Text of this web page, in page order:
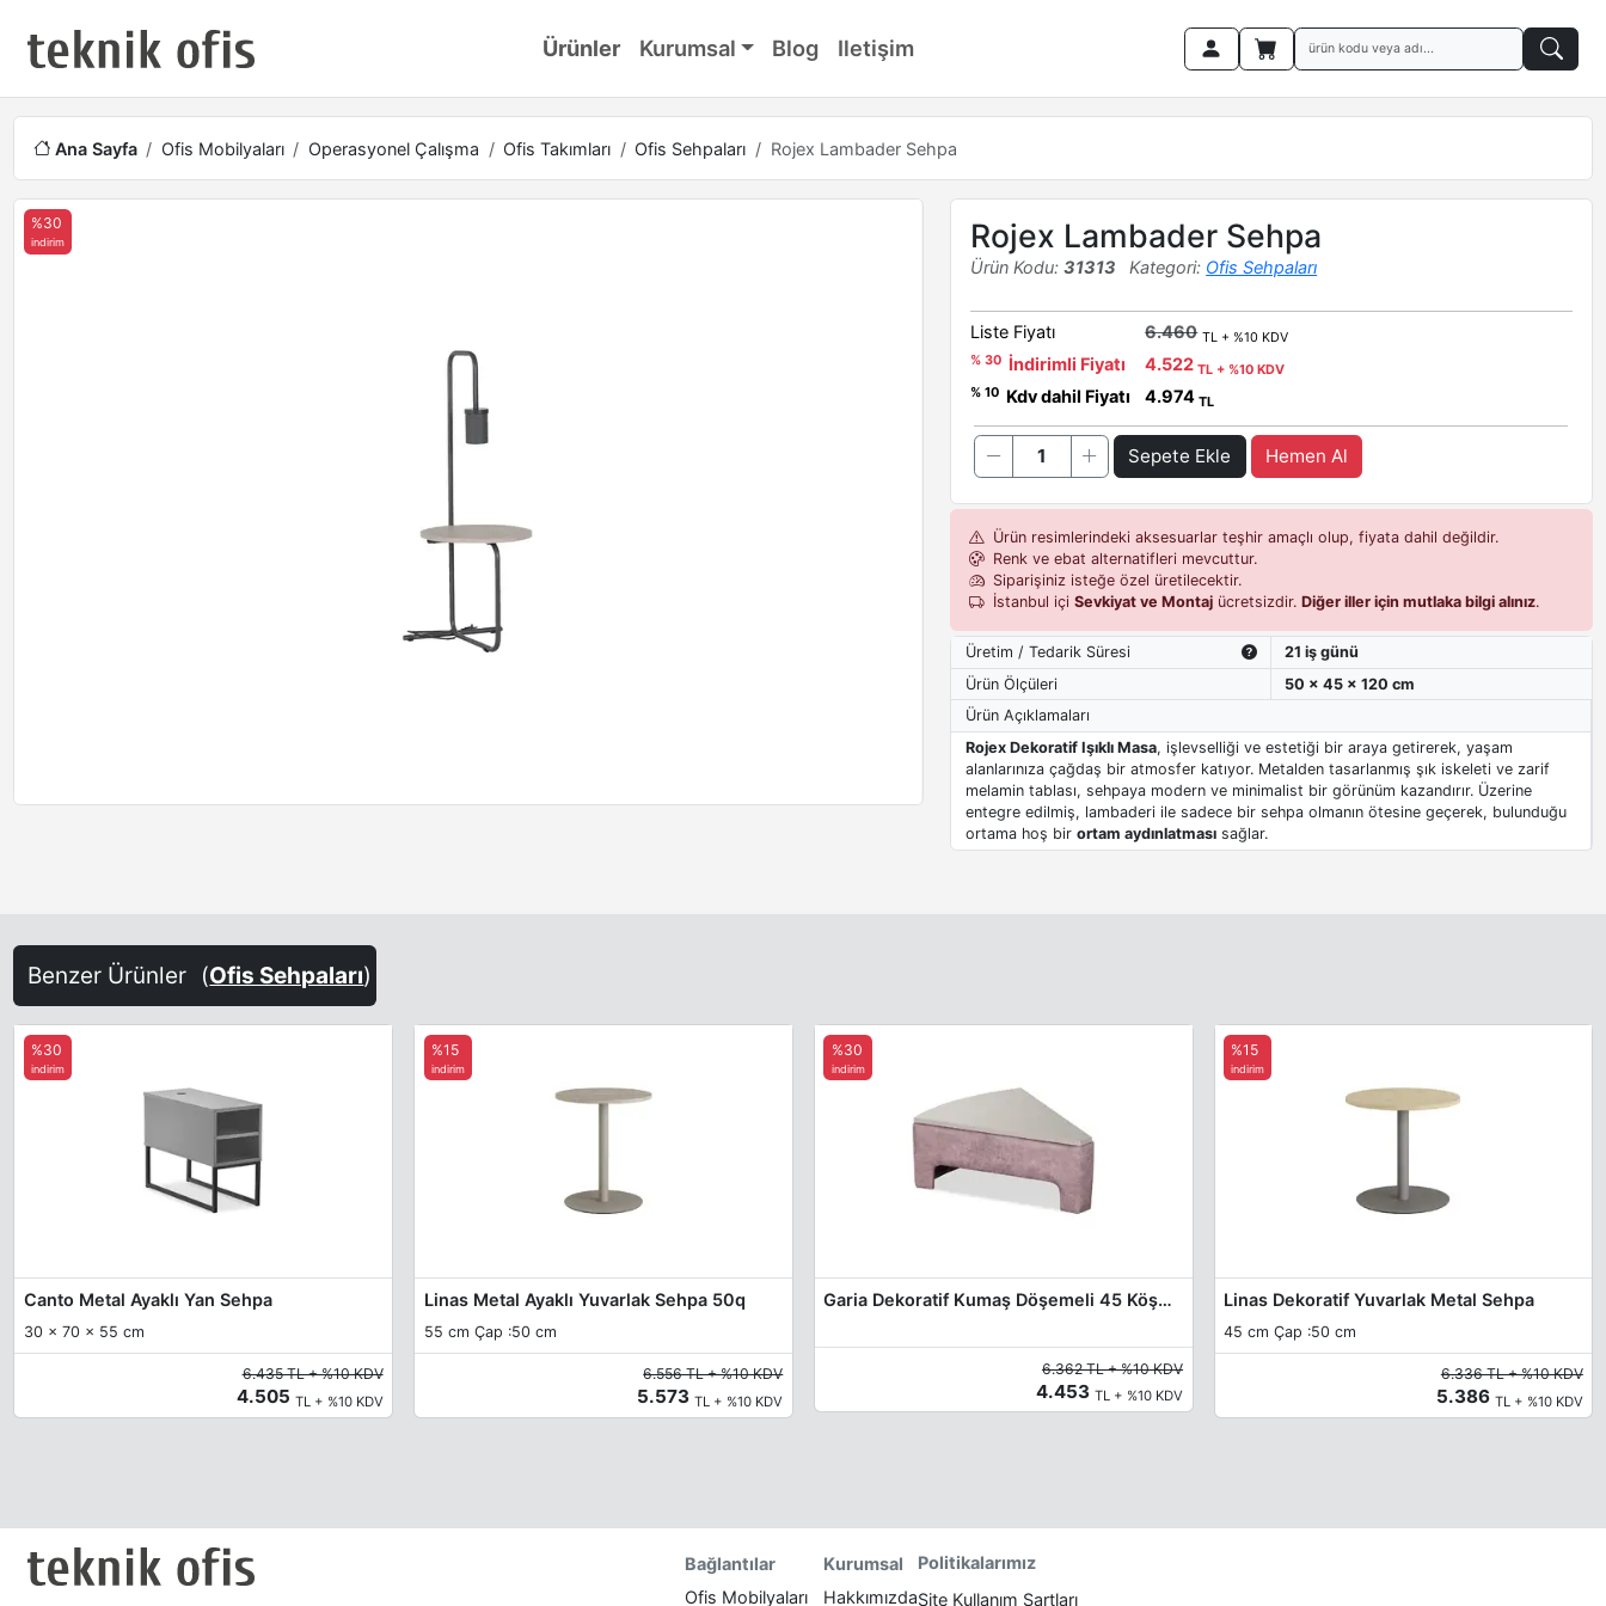
Ürünler Kurumsal Blog Iletişim
Ana Sayfa Ofis Mobilyaları Operasyonel Çalışma Ofis Takımları Ofis Sehpaları Rojex Lambader Sehpa
%30
indirim Rojex Lambader Sehpa
Ürün Kodu: 31313 Kategori: Ofis Sehpaları
Liste Fiyatı 6.460 TL + %10 KDV
% 30 İndirimli Fiyatı 4.522TL + %10 KDV
% 10 Kdv dahil Fiyatı 4.974TL
Sepete Ekle Hemen Al
Ürün resimlerindeki aksesuarlar teşhir amaçlı olup, fiyata dahil değildir.
Renk ve ebat alternatifleri mevcuttur.
Siparişiniz isteğe özel üretilecektir.
İstanbul içiSevkiyat ve Montaj ücretsizdir.Diğer iller için mutlaka bilgi alınız.
Üretim / Tedarik Süresi
21 iş günü
Ürün Ölçüleri
50 x 45 x 120 cm
Ürün Açıklamaları
Rojex Dekoratif Işıklı Masa, işlevselliği ve estetiği bir araya getirerek, yaşam
alanlarınıza çağdaş bir atmosfer katıyor. Metalden tasarlanmış şık iskeleti ve zarif
melamin tablası, sehpaya modern ve minimalist bir görünüm kazandırır. Üzerine
entegre edilmiş, lambaderi ile sadece bir sehpa olmanın ötesine geçerek, bulunduğu
ortama hoş bir ortam aydınlatmasısağlar.
Benzer Ürünler (Ofis Sehpaları)
Canto Metal Ayaklı Yan Sehpa
30 x 70 x 55 cm
%30
indirim
6.435 TL + %10 KDV
4.505 TL + %10 KDV
Linas Metal Ayaklı Yuvarlak Sehpa 50q
55 cm Çap :50 cm
%15
indirim
6.556 TL + %10 KDV
5.573TL + %10 KDV
Garia Dekoratif Kumaş Döşemeli 45 Köşe Sehpa
%30
indirim
6.362 TL + %10 KDV
4.453TL + %10 KDV
Linas Dekoratif Yuvarlak Metal Sehpa
45 cm Çap :50 cm
%15
indirim
6.336 TL + %10 KDV
5.386 TL + %10 KDV
Bağlantılar
Ofis Mobilyaları
Kurumsal
Hakkımızda
Politikalarımız
Site Kullanım Şartları